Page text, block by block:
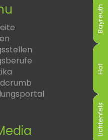
Bayreuth
Hof
Lichtenfels
Bayreuth
Hof
Lichtenfels
Bayreuth
Hof
Lichtenfels
Bayreuth
Hof
Lichtenfels
Bayreuth
Hof
Lichtenfels
Bayreuth
Hof
Lichtenfels